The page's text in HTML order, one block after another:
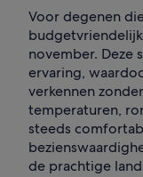
Voor degenen
november. Deze
ervaring,
verkennen
temperaturen,
steeds
de prachtige